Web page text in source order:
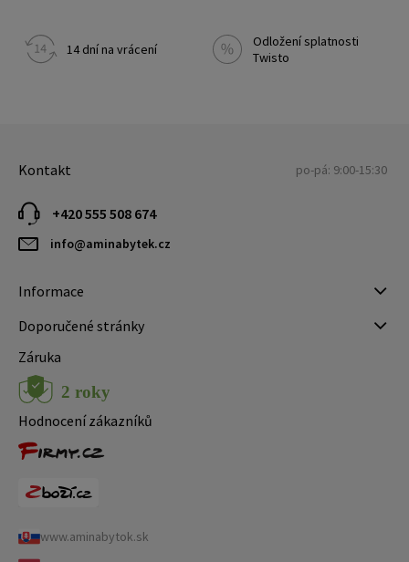
14 dní na vrácení
Odložení splatnosti
Twisto
Kontakt po-pá: 9:00-15:30
+420 555 508 674
info@aminabytek.cz
Informace
Doporučené stránky
Záruka
Hodnocení zákazníků
www.aminabytok.sk